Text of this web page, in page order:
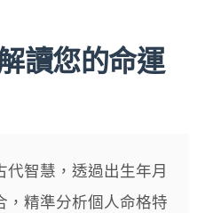
讀您的命運
代智慧，透過出生年月
，精準分析個人命格特